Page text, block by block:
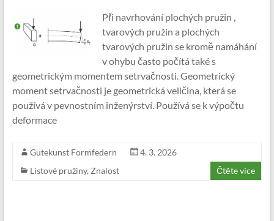
Při navrhování plochých pružin ,
tvarových pružin a plochých
tvarových pružin se kromě namáhání
v ohybu často počítá také s
geometrickým momentem setrvačnosti. Geometrický
moment setrvačnosti je geometrická veličina, která se
používá v pevnostním inženýrství. Používá se k výpočtu
deformace
Gutekunst Formfedern
4. 3. 2026
Listové pružiny, Znalost Čtěte více